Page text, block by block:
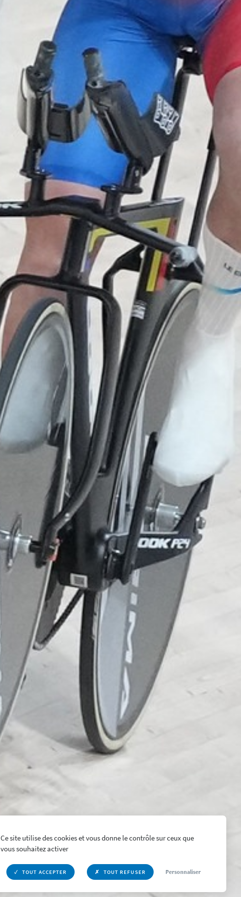
Ce site utilise des cookies et vous donne le contrôle sur ceux que
vous souhaitez activer
TOUT ACCEPTER TOUT REFUSER Personnaliser